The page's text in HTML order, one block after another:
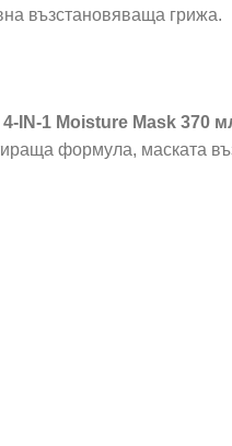
възстановяваща грижа.
IN-1 Moisture Mask 370
формула, маската